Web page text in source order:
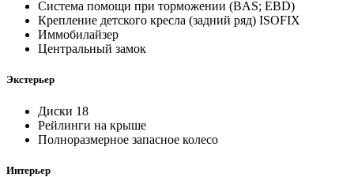
Система помощи при торможении (BAS; EBD)
Крепление детского кресла (задний ряд) ISOFIX
Иммобилайзер
Центральный замок
Экстерьер
Диски 18
Рейлинги на крыше
Полноразмерное запасное колесо
Интерьер